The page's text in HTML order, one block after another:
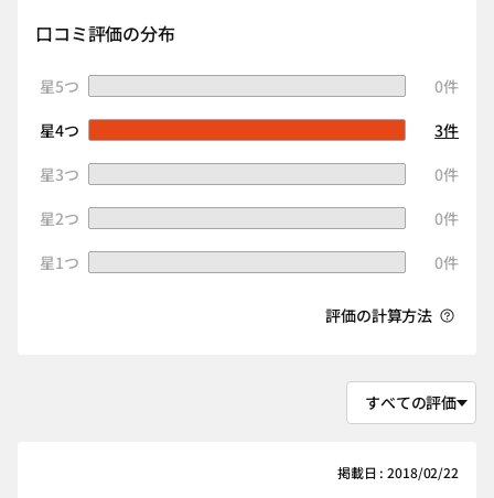
口コミ評価の分布
星5つ
0件
星4つ
3件
星3つ
0件
星2つ
0件
星1つ
0件
評価の計算方法
掲載日 : 2018/02/22